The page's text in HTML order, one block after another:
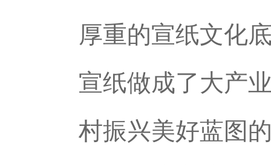
厚重的宣纸文化
宣纸做成了大产
村振兴美好蓝图